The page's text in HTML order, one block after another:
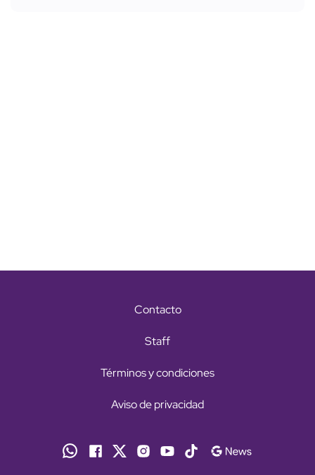
Contacto
Staff
Términos y condiciones
Aviso de privacidad